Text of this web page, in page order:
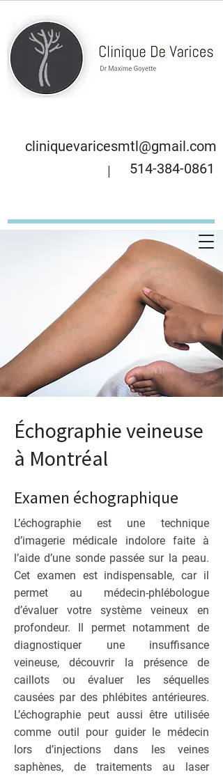
cliniquevaricesmtl@gmail.com
|
514-384-0861
Échographie veineuse
à Montréal
Examen échographique
L’échographie est une technique
d’imagerie médicale indolore faite à
l’aide d’une sonde passée sur la peau.
Cet examen est indispensable, car il
permet au médecin-phlébologue
d’évaluer votre système veineux en
profondeur. Il permet notamment de
diagnostiquer une insuffisance
veineuse, découvrir la présence de
caillots ou évaluer les séquelles
causées par des phlébites antérieures.
L’échographie peut aussi être utilisée
comme outil pour guider le médecin
lors d’injections dans les veines
saphènes, de traitements au laser